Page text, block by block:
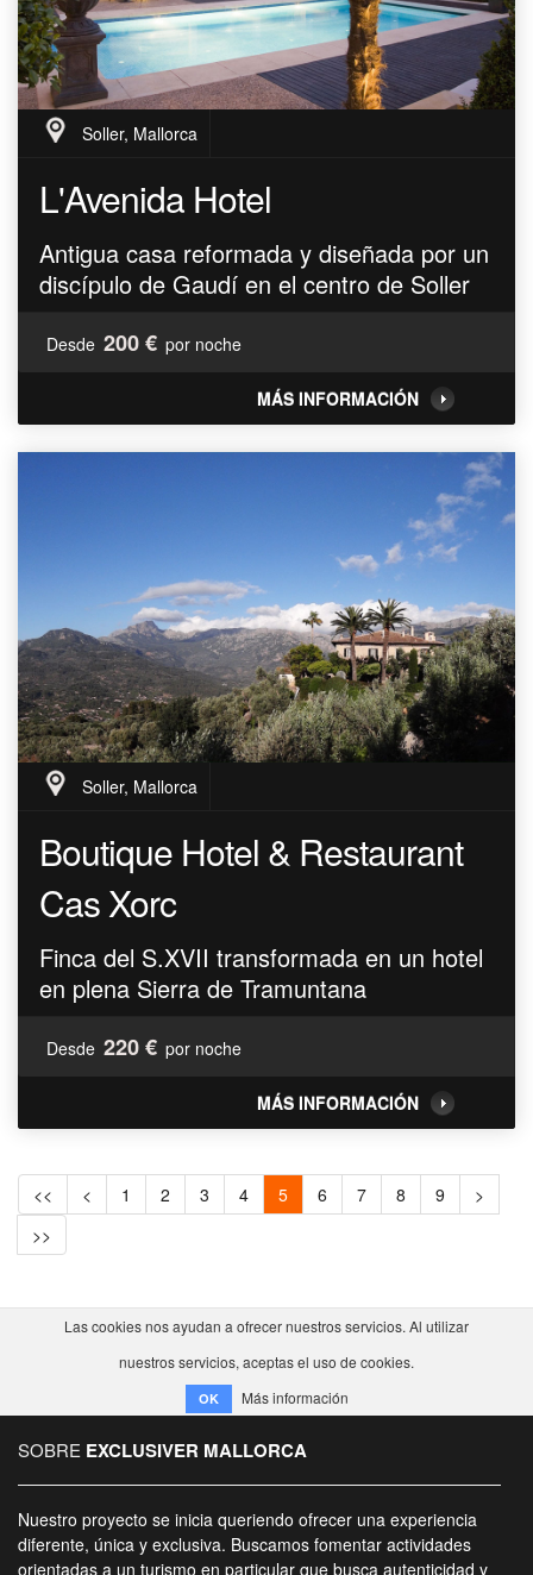
Soller, Mallorca
L'Avenida Hotel
Antigua casa reformada y diseñada por un
discípulo de Gaudí en el centro de Soller
Desde 200 € por noche
MÁS INFORMACIÓN
Soller, Mallorca
Boutique Hotel & Restaurant
Cas Xorc
Finca del S.XVII transformada en un hotel
en plena Sierra de Tramuntana
Desde 220 € por noche
MÁS INFORMACIÓN
<< < 1 2 3 4 5 6 7 8 9
>
>>
Las cookies nos ayudan a ofrecer nuestros servicios. Al utilizar
nuestros servicios, aceptas el uso de cookies.
OK Más información
SOBRE EXCLUSIVER MALLORCA
Nuestro proyecto se inicia queriendo ofrecer una experiencia
diferente, única y exclusiva. Buscamos fomentar actividades
orientadas a un turismo en particular que busca autenticidad y